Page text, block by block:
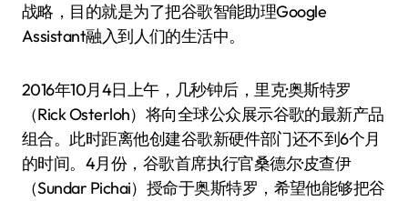
战略，目的就是为了把谷歌智能助理Google
Assistant融入到人们的生活中。
2016年10月4日上午，几秒钟后，里克·奥斯特罗
（Rick Osterloh）将向全球公众展示谷歌的最新产品
组合。此时距离他创建谷歌新硬件部门还不到6个月
的时间。4月份，谷歌首席执行官桑德尔·皮查伊
（Sundar Pichai）授命于奥斯特罗，希望他能够把谷